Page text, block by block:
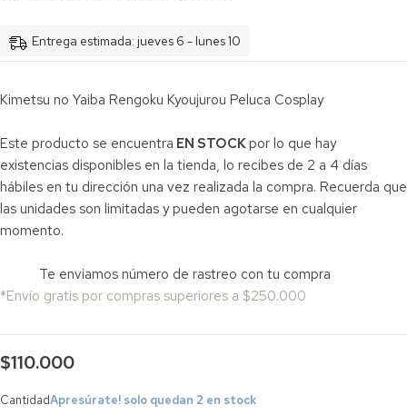
Entrega estimada: jueves 6 - lunes 10
Kimetsu no Yaiba Rengoku Kyoujurou Peluca Cosplay
Este producto se encuentra EN STOCKpor lo que hay
existencias disponibles en la tienda, lo recibes de 2 a 4 días
hábiles en tu dirección una vez realizada la compra. Recuerda que
las unidades son limitadas y pueden agotarse en cualquier
momento.
Te enviamos número de rastreo con tu compra
*Envío gratis por compras superiores a $250.000
$110.000
CantidadApresúrate! solo quedan 2 en stock